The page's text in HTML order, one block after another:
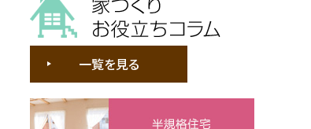
家づくりお役立ちコラム
一覧を見る